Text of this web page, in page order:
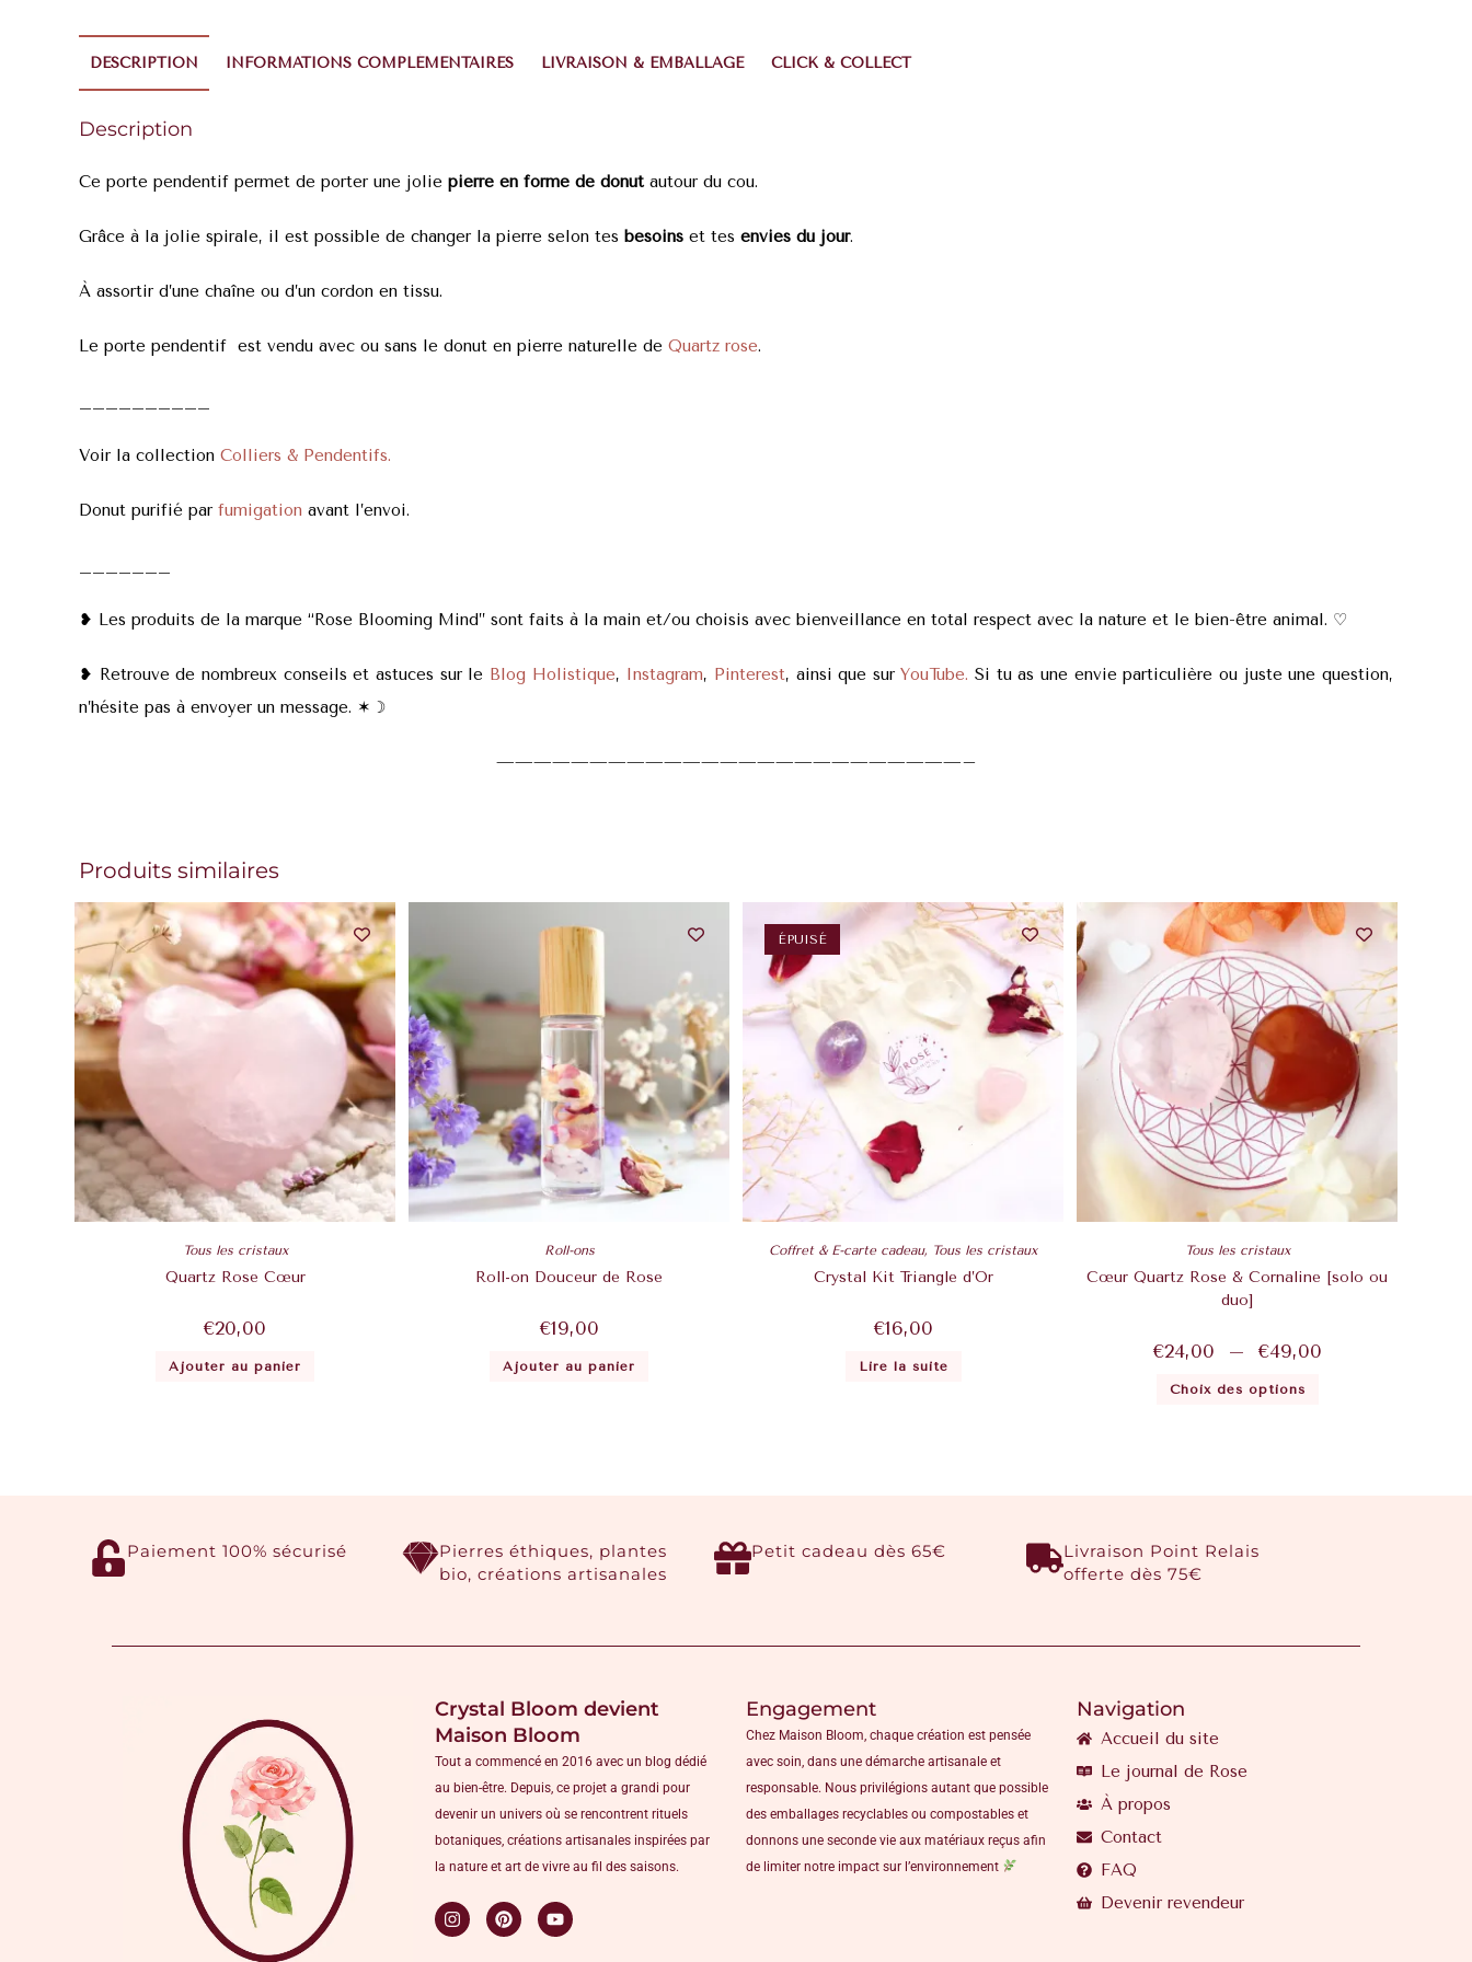
DESCRIPTION INFORMATIONS COMPLÉMENTAIRES LIVRAISON & EMBALLAGE CLICK & COLLECT
Description
Ce porte pendentif permet de porter une jolie pierre en forme de donutautour du cou.
Grâce à la jolie spirale, il est possible de changer la pierre selon tes besoins et tes envies du jour.
À assortir d’une chaîne ou d’un cordon en tissu.
Le porte pendentif est vendu avec ou sans le donut en pierre naturelle de Quartz rose.
Voir la collection Colliers & Pendentifs.
Donut purifié par fumigation avant l’envoi.
❥ Les produits de la marque “Rose Blooming Mind” sont faits à la main et/ou choisis avec bienveillance en total respect avec la nature et le bien-être animal. ♡
❥ Retrouve de nombreux conseils et astuces sur le Blog Holistique, Instagram, Pinterest, ainsi que surYouTube. Si tu as une envie particulière ou juste une question,
n’hésite pas à envoyer un message. ✶ ☽
—————————————————————————–
Produits similaires
Tous les cristaux
Quartz Rose Cœur
€20,00
Ajouter au panier
Roll-ons
Roll-on Douceur de Rose
€19,00
Ajouter au panier
ÉPUISÉ
Coffret & E-carte cadeau, Tous les cristaux
Crystal Kit Triangle d’Or
€16,00
Lire la suite
Tous les cristaux
Cœur Quartz Rose & Cornaline [solo ou
duo]
€24,00 – €49,00
Choix des options
Paiement 100% sécurisé
Pierres éthiques, plantes
bio, créations artisanales
Petit cadeau dès 65€
Livraison Point Relais
offerte dès 75€
Crystal Bloom devient
Maison Bloom
Tout a commencé en 2016 avec un blog dédié
au bien-être. Depuis, ce projet a grandi pour
devenir un univers où se rencontrent rituels
botaniques, créations artisanales inspirées par
la nature et art de vivre au fil des saisons.
Engagement
Chez Maison Bloom, chaque création est pensée
avec soin, dans une démarche artisanale et
responsable. Nous privilégions autant que possible
des emballages recyclables ou compostables et
donnons une seconde vie aux matériaux reçus afin
de limiter notre impact sur l’environnement
Navigation
Accueil du site
Le journal de Rose
À propos
Contact
FAQ
Devenir revendeur